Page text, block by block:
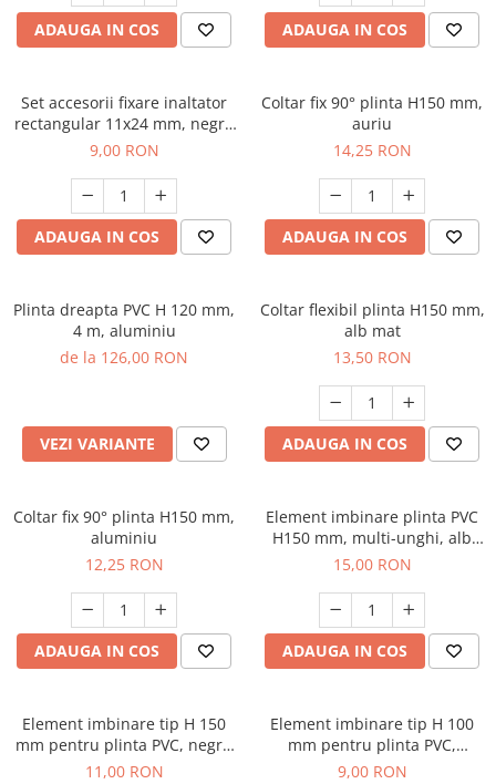
ADAUGA IN COS ADAUGA IN COS
Set accesorii fixare inaltator
rectangular 11x24 mm, negru
mat
9,00 RON
ADAUGA IN COS
Coltar fix 90° plinta H150 mm,
auriu
14,25 RON
ADAUGA IN COS
Plinta dreapta PVC H 120 mm,
4 m, aluminiu
de la 126,00 RON
VEZI VARIANTE
Coltar flexibil plinta H150 mm,
alb mat
13,50 RON
ADAUGA IN COS
Coltar fix 90° plinta H150 mm,
aluminiu
12,25 RON
ADAUGA IN COS
Element imbinare plinta PVC
H150 mm, multi-unghi, alb
mat
15,00 RON
ADAUGA IN COS
Element imbinare tip H 150
mm pentru plinta PVC, negru
mat
11,00 RON
Element imbinare tip H 100
mm pentru plinta PVC,
aluminiu
9,00 RON